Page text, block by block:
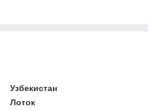
Узбекистан
Лоток